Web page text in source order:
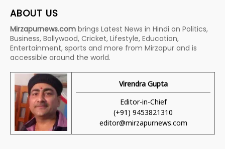
ABOUT US
Mirzapurnews.com brings Latest News in Hindi on Politics,
Business, Bollywood, Cricket, Lifestyle, Education,
Entertainment, sports and more from Mirzapur and is
accessible around the world.
Virendra Gupta
Editor-in-Chief
(+91) 9453821310
editor@mirzapurnews.com